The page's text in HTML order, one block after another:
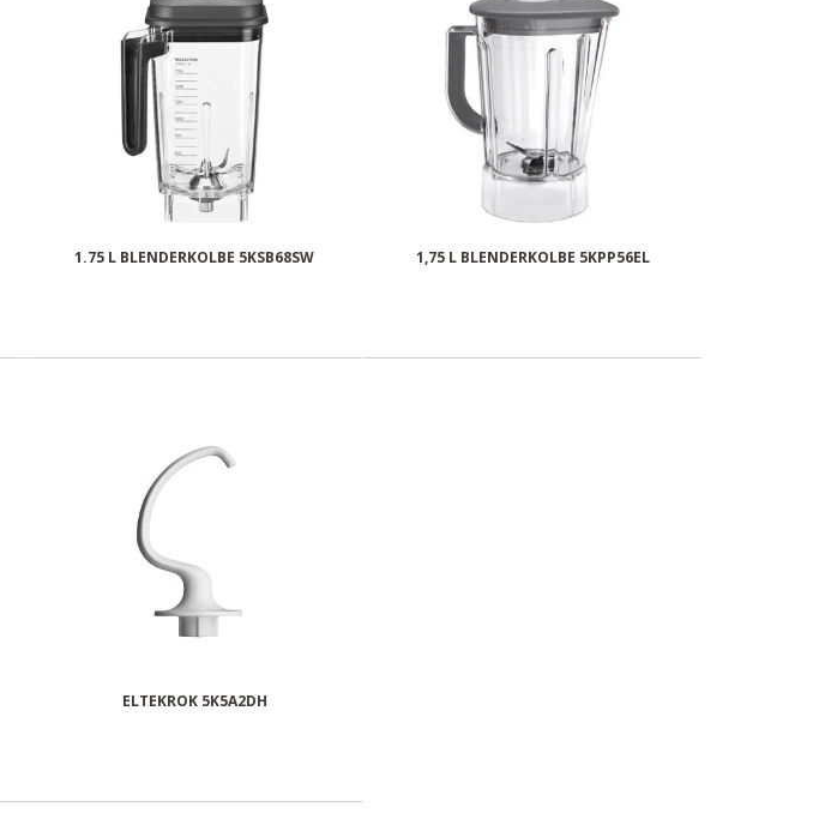
1.75 L BLENDERKOLBE 5KSB68SW 1,75 L BLENDERKOLBE 5KPP56EL
ELTEKROK 5K5A2DH